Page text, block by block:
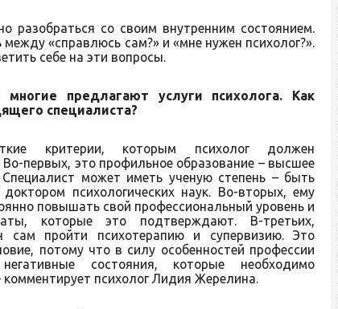
разобраться со своим внутренним состоянием.
между «справлюсь сам?» и «мне нужен психолог?».
себе на эти вопросы.
многие предлагают услуги психолога. Как
специалиста?
критерии, которым психолог должен
Во-первых, это профильное образование – высшее
Специалист может иметь ученую степень – быть
психологических наук. Во-вторых, ему
повышать свой профессиональный уровень и
которые это подтверждают. В-третьих,
сам пройти психотерапию и супервизию. Это
потому что в силу особенностей профессии
состояния, которые необходимо
комментирует психолог Лидия Жерелина.